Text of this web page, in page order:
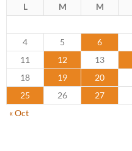
L M M
4
5 6
11
12 13
18
19 20
25
26 27
« Oct